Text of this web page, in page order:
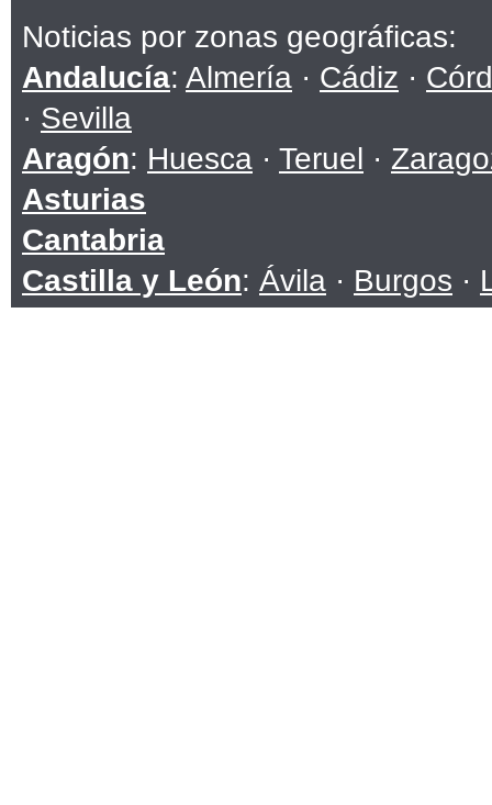
Noticias por zonas geográficas:
Andalucía: Almería · Cádiz ·
· Sevilla
Aragón: Huesca · Teruel ·
Asturias
Cantabria
Castilla y León: Ávila · Burgos ·